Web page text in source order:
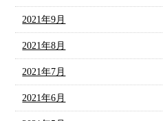
2021年9月
2021年8月
2021年7月
2021年6月